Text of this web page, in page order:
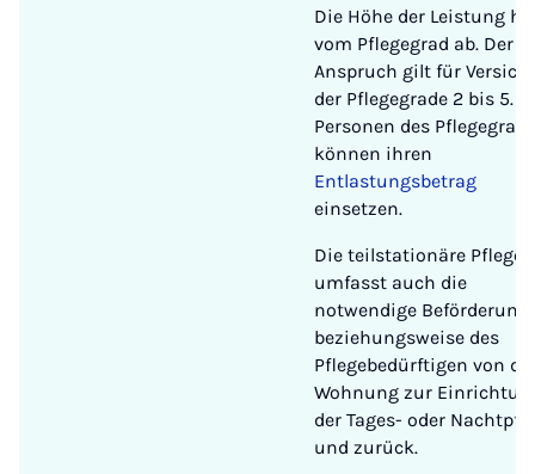
Die Höhe der Leistung
vom Pflegegrad ab. Der
Anspruch gilt für
der Pflegegrade 2 bis 5.
Personen des
können ihren
Entlastungsbetrag
einsetzen.
Die teilstationäre Pflege
umfasst auch die
notwendige Beförderung
beziehungsweise des
Pflegebedürftigen von
Wohnung zur
der Tages- oder
und zurück.